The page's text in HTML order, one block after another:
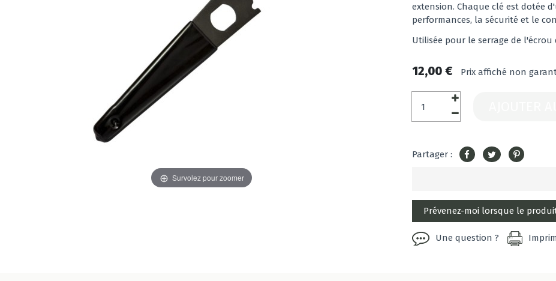
Survolez pour zoomer
extension. Chaque clé est dotée
performances, la sécurité et le
Utilisée pour le serrage de
12,00 € Prix affiché non
Partager :
Une question ?